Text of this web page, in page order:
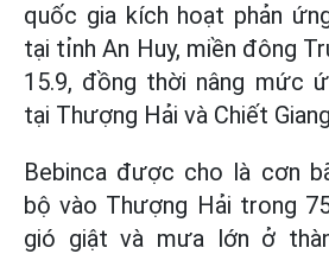
quốc gia kích hoạt phản
tại tỉnh An Huy, miền đông
15.9, đồng thời nâng mức
tại Thượng Hải và Chiết
Bebinca được cho là cơn
bộ vào Thượng Hải trong
gió giật và mưa lớn ở